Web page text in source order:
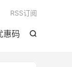

惠码
RSS订阅